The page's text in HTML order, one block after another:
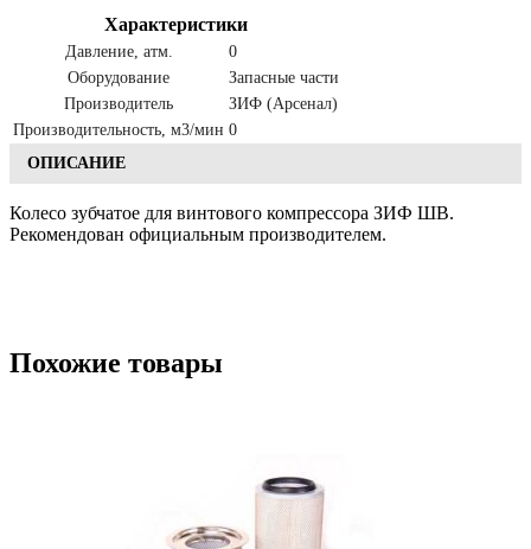
Характеристики
Давление, атм.
0
Оборудование
Запасные части
Производитель
ЗИФ (Арсенал)
Производительность, м3/мин 0
ОПИСАНИЕ
Колесо зубчатое для винтового компрессора ЗИФ ШВ.
Рекомендован официальным производителем.
Похожие товары